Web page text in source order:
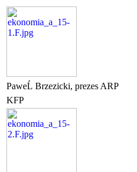
PaweĹ Brzezicki, prezes ARP
KFP